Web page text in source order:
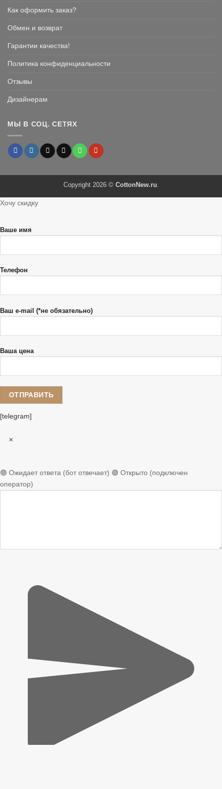
Как оформить заказ?
Обмен и возврат
Гарантии качества!
Политика конфиденциальности
Отзывы
Дизайнерам
МЫ В СОЦ. СЕТЯХ
Copyright 2026 © CottonNew.ru
Хочу скидку
Ваше имя
Телефон
Ваш e-mail (*не обязательно)
Ваша цена
[telegram]
×
🟣 Ожидает ответа (бот отвечает) 🟢 Открыто (подключен
оператор)